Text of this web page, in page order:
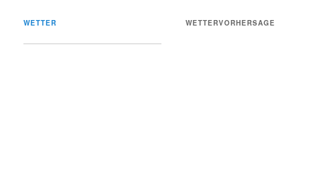
WETTER WETTERVORHERSAGE